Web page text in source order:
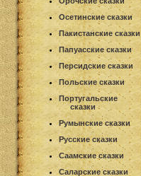
Осетинские сказки
Пакистанские сказки
Папуасские сказки
Персидские сказки
Польские сказки
Португальские
сказки
Румынские сказки
Русские сказки
Саамские сказки
Саларские сказки